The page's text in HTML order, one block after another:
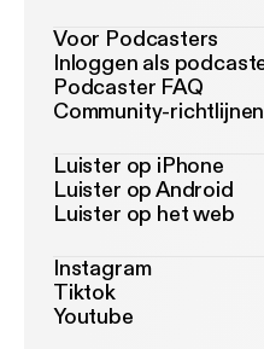
Voor Podcasters
Inloggen als
Podcaster FAQ
Community-richtlijnen
Luister op iPhone
Luister op Android
Luister op het web
Instagram
Tiktok
Youtube